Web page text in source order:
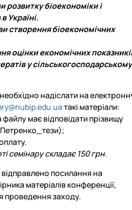
розвитку біоекономіки і
Україні.
створення біоекономічних
оцінки економічних
у сільськогосподарському
необхідно надіслати на
такі матеріали:
файлу має відповідати прізвищу
семінару складає 150 грн.
посилання на
матеріалів конференції,
проведення заходу.